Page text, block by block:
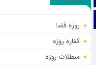
روزه قضا
کفاره روزه
مبطلات روزه